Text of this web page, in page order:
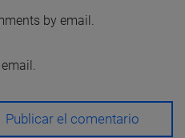
by email.